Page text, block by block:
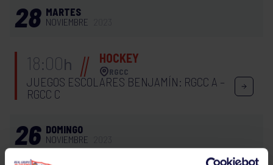
28 MARTES
NOVIEMBRE
18:00h HOCKEY
RGCC
JUEGOS ESCOLARES BENJAMÍN: RGCC A –
RGCC C
26 DOMINGO
NOVIEMBRE